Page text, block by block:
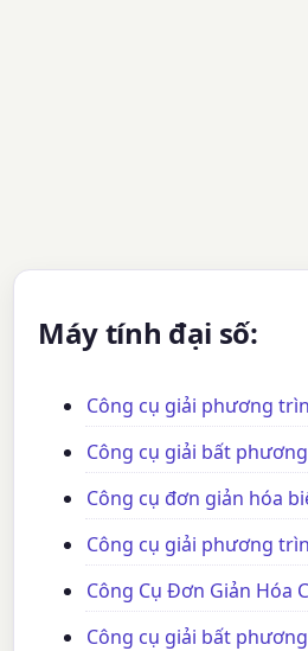
Máy tính đại số:
Công cụ giải phương
Công cụ giải bất
Công cụ đơn giản hóa
Công cụ giải phương
Công Cụ Đơn Giản Hóa
Công cụ giải bất